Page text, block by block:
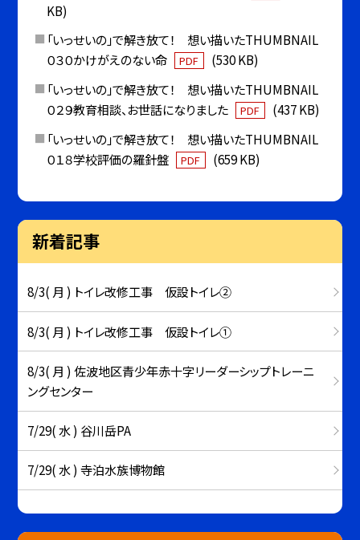
KB)
「いっせいの」で解き放て！ 想い描いたTHUMBNAIL
０３０かけがえのない命
PDF
(530 KB)
「いっせいの」で解き放て！ 想い描いたTHUMBNAIL
０２９教育相談、お世話になりました
PDF
(437 KB)
「いっせいの」で解き放て！ 想い描いたTHUMBNAIL
０１８学校評価の羅針盤
PDF (659 KB)
新着記事
8/3( 月 ) トイレ改修工事 仮設トイレ②
8/3( 月 ) トイレ改修工事 仮設トイレ①
8/3( 月 ) 佐波地区青少年赤十字リーダーシップトレーニ
ングセンター
7/29( 水 ) 谷川岳PA
7/29( 水 ) 寺泊水族博物館